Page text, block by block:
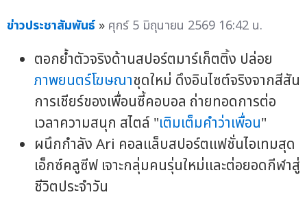
ข่าวประชาสัมพันธ์ » ศุกร์ 5 มิถุนายน 2569 16:42 น.
ตอกย้ำตัวจริงด้านสปอร์ตมาร์เก็ตติ้ง ปล่อย
ภาพยนตร์โฆษณาชุดใหม่ ดึงอินไซต์จริงจากสีสัน
การเชียร์ของเพื่อนซี้คอบอล ถ่ายทอดการต่อ
เวลาความสนุก สไตล์ "เติมเต็มคำว่าเพื่อน"
ผนึกกำลัง Ari คอลแล็บสปอร์ตแฟชั่นไอเทมสุด
เอ็กซ์คลูซีฟ เจาะกลุ่มคนรุ่นใหม่และต่อยอดกีฬาสู่
ชีวิตประจำวัน